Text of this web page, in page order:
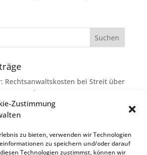
Zustimmung
zu bieten, verwenden wir Technologien
zu speichern und/oder darauf
Technologien zustimmst, können wir
Rechtsanwaltskosten bei Streit über
als
Juli 2026
eines sog. Konfusionsgewinns